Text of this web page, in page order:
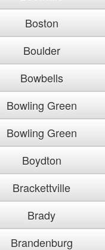
Boston
Boulder
Bowbells
Bowling Green
Bowling Green
Boydton
Brackettville
Brady
Brandenburg